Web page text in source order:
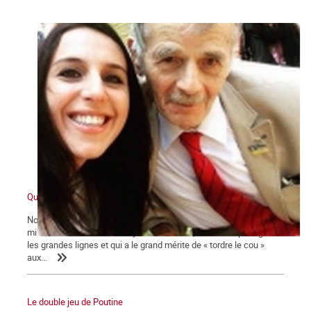
Quelques mots sur l'Ukraine
Nous publions ci-dessous un article de Vincent Présumey,
militant révolutionnaire et syndicaliste FSU, dont nous partageons
les grandes lignes et qui a le grand mérite de « tordre le cou »
aux...
Le double jeu de Poutine